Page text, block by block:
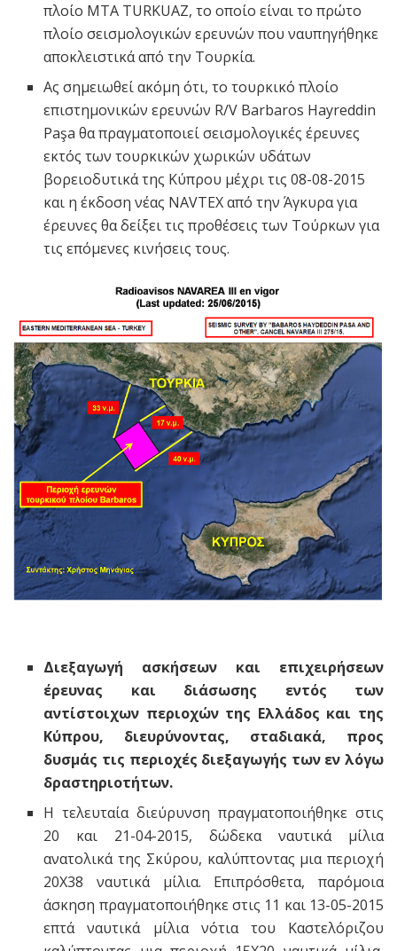
πλοίο MTA TURKUAZ, το οποίο είναι το πρώτο
πλοίο σεισμολογικών ερευνών που ναυπηγήθηκε
αποκλειστικά από την Τουρκία.
Ας σημειωθεί ακόμη ότι, το τουρκικό πλοίο
επιστημονικών ερευνών R/V Barbaros Hayreddin
Paşa θα πραγματοποιεί σεισμολογικές έρευνες
εκτός των τουρκικών χωρικών υδάτων
βορειοδυτικά της Κύπρου μέχρι τις 08-08-2015
και η έκδοση νέας NAVTEX από την Άγκυρα για
έρευνες θα δείξει τις προθέσεις των Τούρκων για
τις επόμενες κινήσεις τους.
Διεξαγωγή ασκήσεων και επιχειρήσεων
έρευνας και διάσωσης εντός των
αντίστοιχων περιοχών της Ελλάδος και της
Κύπρου, διευρύνοντας, σταδιακά, προς
δυσμάς τις περιοχές διεξαγωγής των εν λόγω
δραστηριοτήτων.
Η τελευταία διεύρυνση πραγματοποιήθηκε στις
20 και 21-04-2015, δώδεκα ναυτικά μίλια
ανατολικά της Σκύρου, καλύπτοντας μια περιοχή
20Χ38 ναυτικά μίλια. Επιπρόσθετα, παρόμοια
άσκηση πραγματοποιήθηκε στις 11 και 13-05-2015
επτά ναυτικά μίλια νότια του Καστελόριζου